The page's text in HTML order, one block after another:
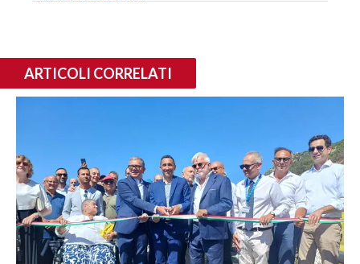
ARTICOLI CORRELATI